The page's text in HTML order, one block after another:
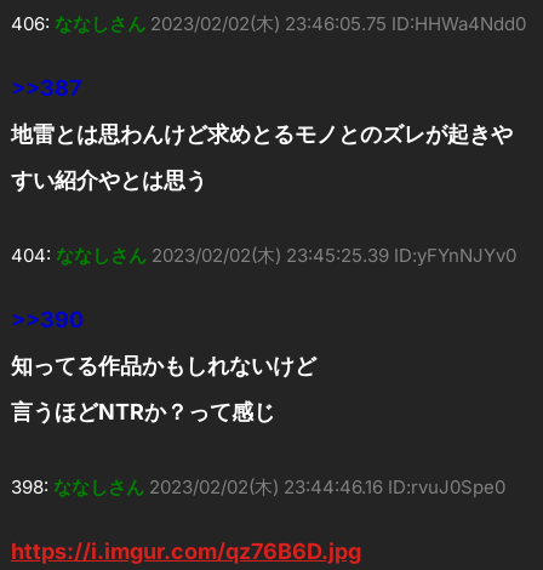
406: ななしさん 2023/02/02(木) 23:46:05.75 ID:HHWa4Ndd0
>>387
地雷とは思わんけど求めとるモノとのズレが起きや
すい紹介やとは思う
404: ななしさん 2023/02/02(木) 23:45:25.39 ID:yFYnNJYv0
>>390
知ってる作品かもしれないけど
言うほどNTRか？って感じ
398: ななしさん 2023/02/02(木) 23:44:46.16 ID:rvuJ0Spe0
https://i.imgur.com/qz76B6D.jpg